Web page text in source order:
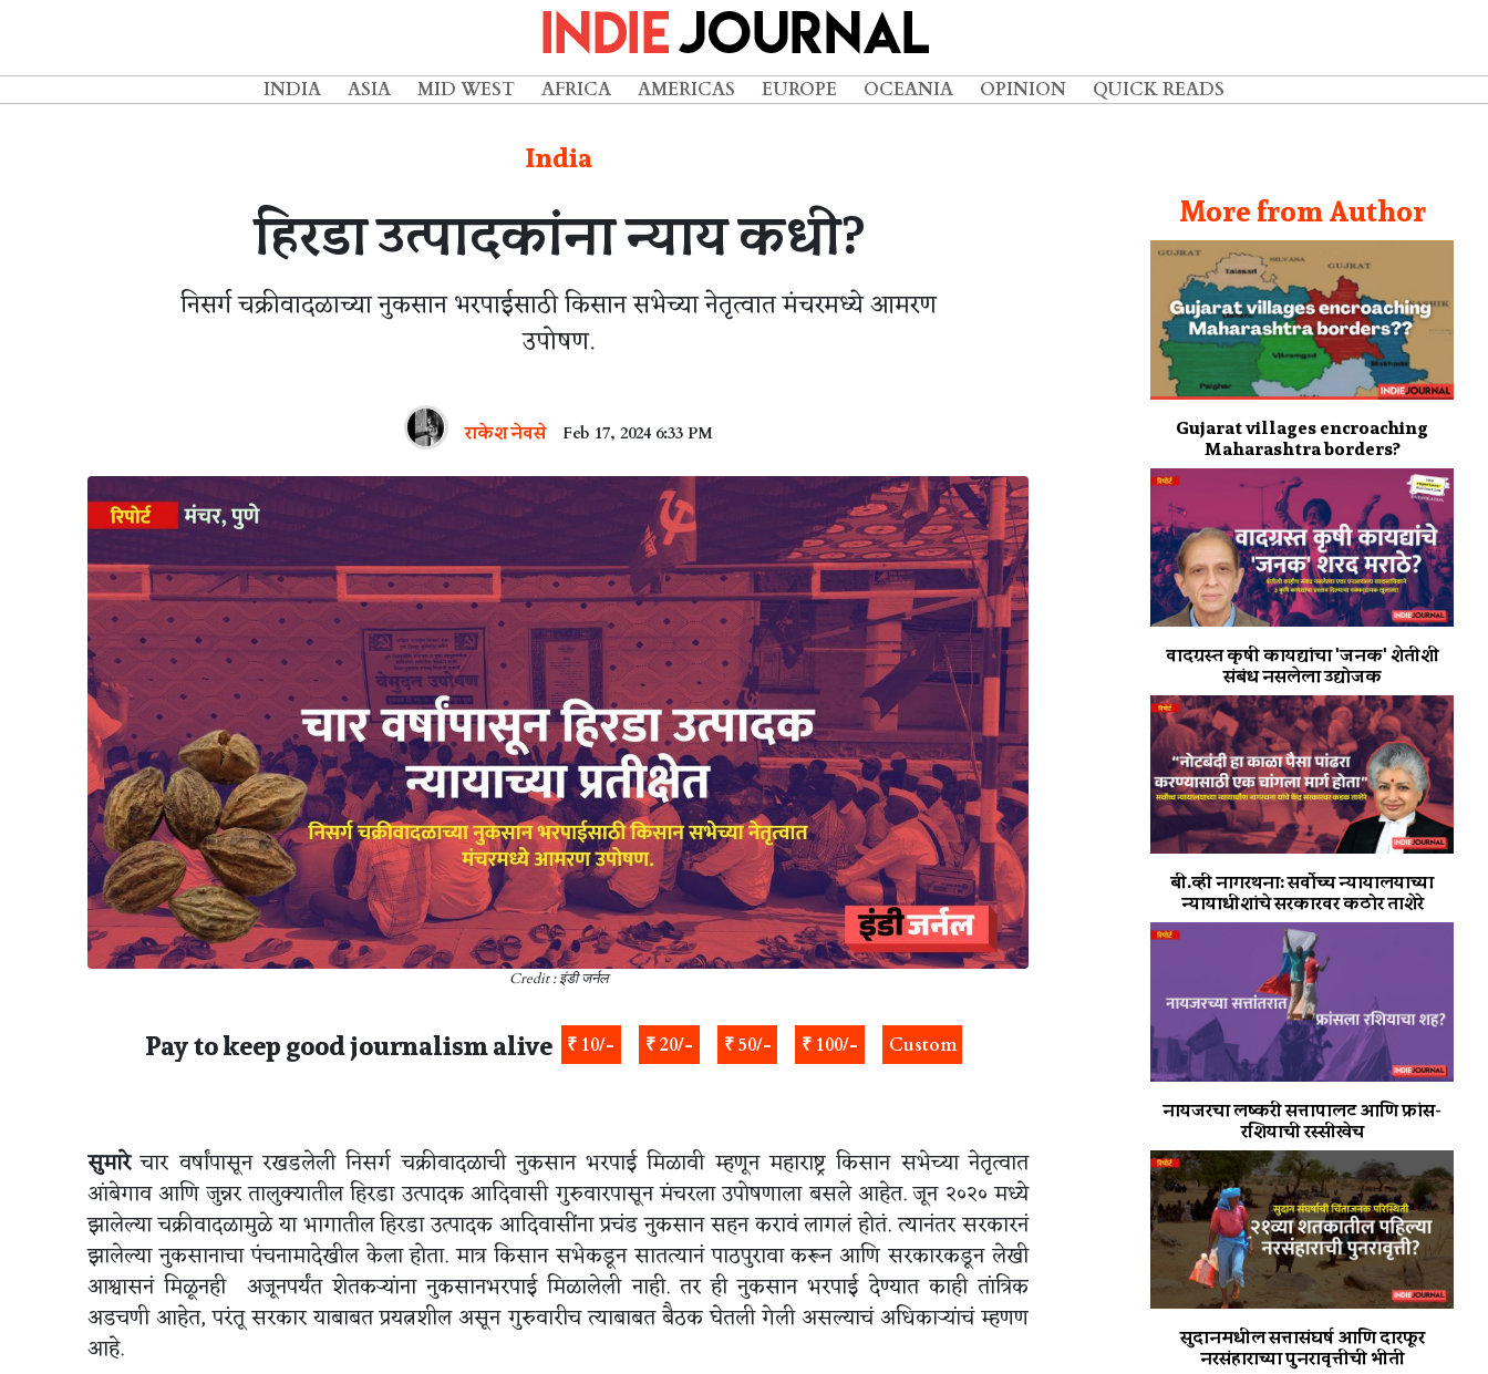
INDIA ASIA MID WEST AFRICA AMERICAS EUROPE OCEANIA OPINION QUICK READS
India
हिरडा उत्पादकांना न्याय कधी?
निसर्ग चक्रीवादळाच्या नुकसान भरपाईसाठी किसान सभेच्या नेतृत्वात मंचरमध्ये आमरण
उपोषण.
राकेश नेवसे Feb 17, 2024 6:33 PM
Credit : इंडी जर्नल
Pay to keep good journalism alive ₹ 10/- ₹ 20/- ₹ 50/- ₹ 100/- Custom
सुमारेचार वर्षांपासून रखडलेली निसर्ग चक्रीवादळाची नुकसान भरपाई मिळावी म्हणून महाराष्ट्र किसान सभेच्या नेतृत्वात
आंबेगाव आणि जुन्नर तालुक्यातील हिरडा उत्पादक आदिवासी गुरुवारपासून मंचरला उपोषणाला बसले आहेत. जून २०२० मध्ये
झालेल्या चक्रीवादळामुळे या भागातील हिरडा उत्पादक आदिवासींना प्रचंड नुकसान सहन करावं लागलं होतं. त्यानंतर सरकारनं
झालेल्या नुकसानाचा पंचनामादेखील केला होता. मात्र किसान सभेकडून सातत्यानं पाठपुरावा करून आणि सरकारकडून लेखी
आश्वासनं मिळूनही अजूनपर्यंत शेतकऱ्यांना नुकसानभरपाई मिळालेली नाही. तर ही नुकसान भरपाई देण्यात काही तांत्रिक
अडचणी आहेत, परंतू सरकार याबाबत प्रयत्नशील असून गुरुवारीच त्याबाबत बैठक घेतली गेली असल्याचं अधिकाऱ्यांचं म्हणण
आहे.
More from Author
Gujarat villages encroaching
Maharashtra borders?
वादग्रस्त कृषी कायद्यांचा 'जनक' शेतीशी
संबंध नसलेला उद्योजक
बी.व्ही नागरथना: सर्वोच्च न्यायालयाच्या
न्यायाधीशांचे सरकारवर कठोर ताशेरे
नायजरचा लष्करी सत्तापालट आणि फ्रांस-
रशियाची रस्सीखेच
सुदानमधील सत्तासंघर्ष आणि दारफूर
नरसंहाराच्या पुनरावृत्तीची भीती